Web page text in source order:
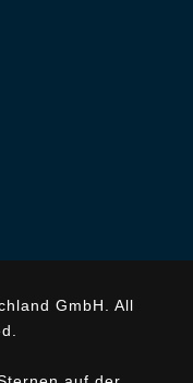
GmbH. All